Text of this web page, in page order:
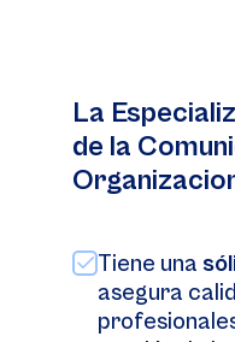
La
de la
Tiene una
asegura